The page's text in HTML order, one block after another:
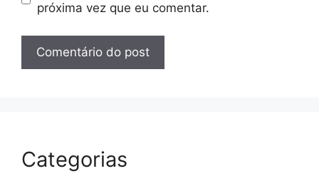
próxima vez que eu comentar.
Categorias